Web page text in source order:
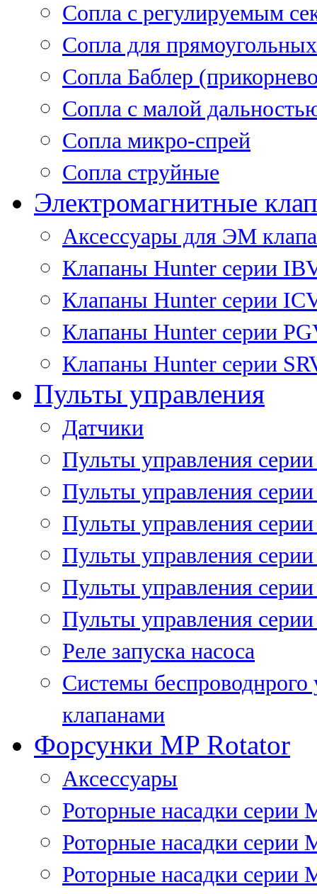
Сопла с регулируемым
Сопла для
Сопла Баблер
Сопла с малой
Сопла микро-спрей
Сопла струйные
Электромагнитные
Аксессуары для ЭМ
Клапаны Hunter серии
Клапаны Hunter серии
Клапаны Hunter серии
Клапаны Hunter серии
Пульты управления
Датчики
Пульты управления
Пульты управления
Пульты управления
Пульты управления
Пульты управления
Пульты управления
Реле запуска насоса
Системы
клапанами
Форсунки MP Rotator
Аксессуары
Роторные насадки серии
Роторные насадки серии
Роторные насадки серии